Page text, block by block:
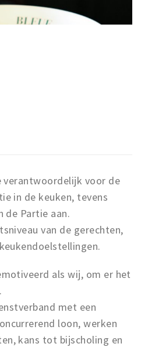
verantwoordelijk voor de
in de keuken, tevens
de Partie aan.
van de gerechten,
als wij, om er het
met een
loon, werken
kans tot bijscholing en